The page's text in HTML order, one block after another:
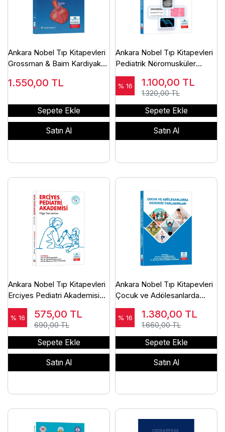
Ankara Nobel Tıp Kitapevleri
Grossman & Baim Kardiyak
ve Girişimler El Kitabı
1.550,00 TL
Sepete Ekle
Satın Al
Ankara Nobel Tıp Kitapevleri
Pediatrik Nöromusküler
Hastalıklar
% 16 1.100,00 TL
1.320,00 TL
Sepete Ekle
Satın Al
Ankara Nobel Tıp Kitapevleri
Erciyes Pediatri Akademisi
Olgu Sunumları
% 16 575,00 TL
690,00 TL
Sepete Ekle
Satın Al
Ankara Nobel Tıp Kitapevleri
Çocuk ve Adölesanlarda
Egzersiz Yaklaşımlar
% 16 1.380,00 TL
1.660,00 TL
Sepete Ekle
Satın Al